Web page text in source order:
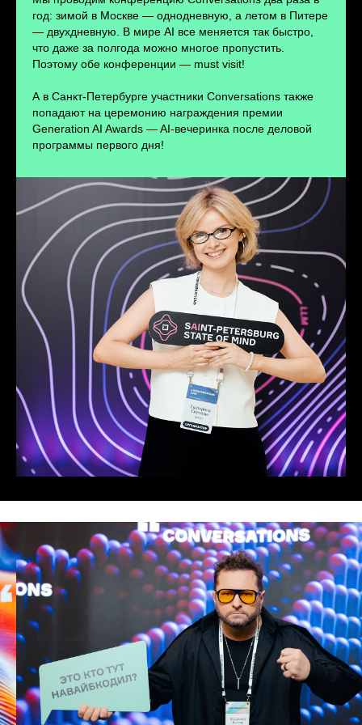
год: зимой в Москве — однодневную, а летом в Питере
— двухдневную. В мире AI все меняется так быстро,
что даже за полгода можно многое пропустить.
Поэтому обе конференции — must visit!
А в Санкт-Петербурге участники Conversations также
попадают на церемонию награждения премии
Generation AI Awards — AI-вечеринка после деловой
программы первого дня!
ПЕРЕЙТИ